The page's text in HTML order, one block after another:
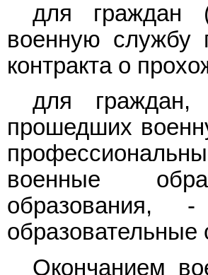
для граждан
военную службу
контракта о
для
прошедших
военные
образовательные
Окончанием